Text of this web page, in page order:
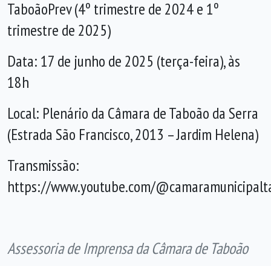
TaboãoPrev (4º trimestre de 2024 e 1º
trimestre de 2025)
Data: 17 de junho de 2025 (terça-feira), às
18h
Local: Plenário da Câmara de Taboão da Serra
(Estrada São Francisco, 2013 – Jardim Helena)
Transmissão:
https://www.youtube.com/
Assessoria de Imprensa da Câmara de Taboão